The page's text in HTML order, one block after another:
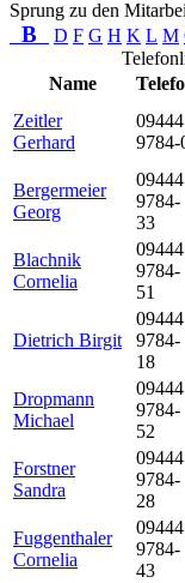
Sprung zu den
B D F G H K L M
Name
Zeitler
Gerhard
09444
9784-
Bergermeier
Georg
09444
9784-
33
Blachnik
Cornelia
09444
9784-
51
Dietrich Birgit
09444
9784-
18
Dropmann
Michael
09444
9784-
52
Forstner
Sandra
09444
9784-
28
Fuggenthaler
Cornelia
09444
9784-
43